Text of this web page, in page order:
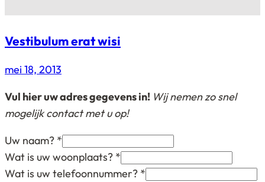
Vestibulum erat wisi
mei 18, 2013
Vul hier uw adres gegevens in! Wij nemen zo snel
mogelijk contact met u op!
Uw naam? *
Wat is uw woonplaats? *
Wat is uw telefoonnummer? *